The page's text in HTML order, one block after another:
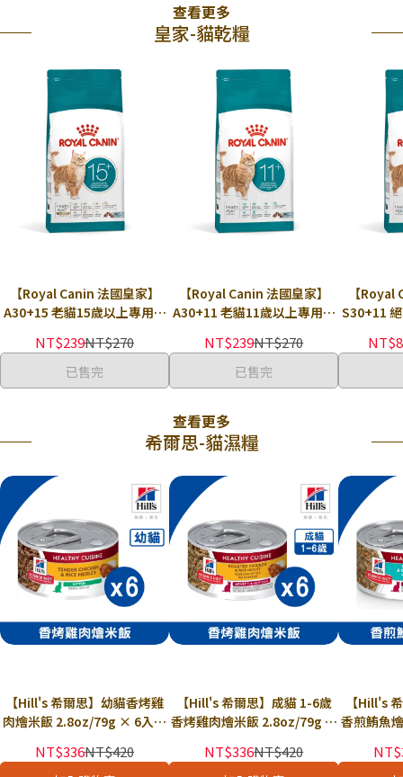
查看更多
皇家-貓乾糧
【Royal Canin 法國皇家】
A30+15 老貓15歲以上專用飼
熟齡 老貓飼料 皇家貓飼料
NT$239NT$270
已售完
【Royal Canin 法國皇家】
A30+11 老貓11歲以上專用飼
熟齡 老貓飼料 皇家貓飼料
NT$239NT$270
已售完
【
S30+11
飼料 熟齡
查看更多
希爾思-貓濕糧
【Hill's 希爾思】幼貓香烤雞
肉燴米飯 2.8oz/79g × 6入組
健康美饌 希爾思主食罐
NT$336NT$420
【Hill's 希爾思】成貓 1-6歲
香烤雞肉燴米飯 2.8oz/79g ×
美饌 希爾思主食罐
NT$336NT$420
【Hill's
香煎鮪魚
康美